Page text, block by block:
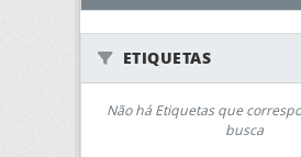
ETIQUETAS
Não há Etiquetas que
busca